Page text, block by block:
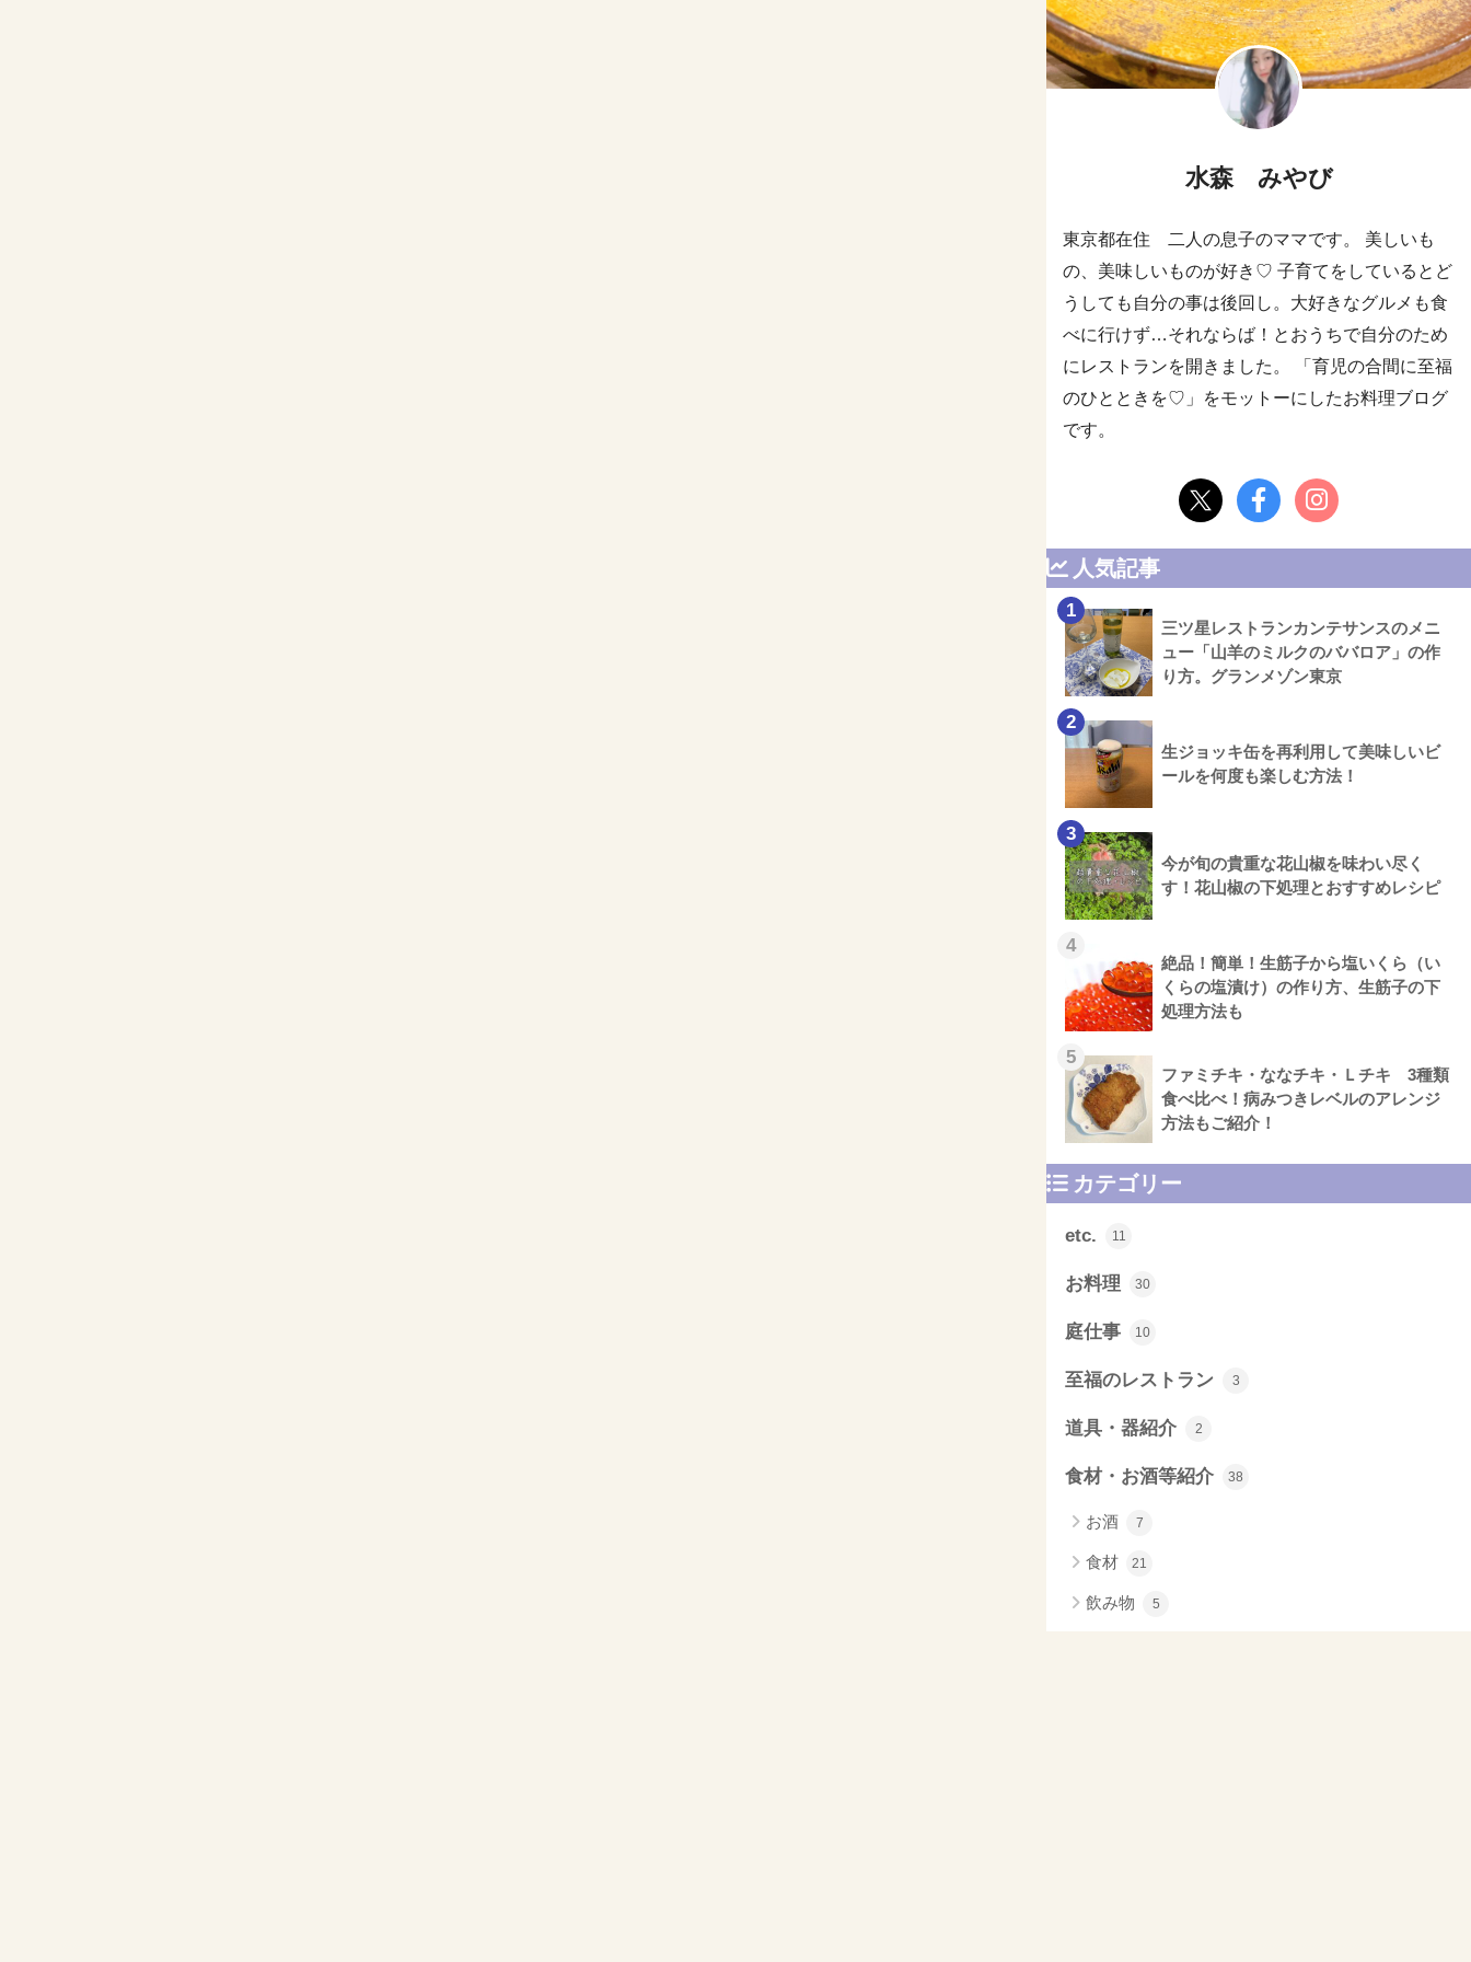
水森 みやび
東京都在住 二人の息子のママです。 美しいも
の、美味しいものが好き♡ 子育てをしているとど
うしても自分の事は後回し。大好きなグルメも食
べに行けず…それならば！とおうちで自分のため
にレストランを開きました。 「育児の合間に至福
のひとときを♡」をモットーにしたお料理ブログ
です。
人気記事
1
三ツ星レストランカンテサンスのメニ
ュー「山羊のミルクのババロア」の作
り方。グランメゾン東京
2
生ジョッキ缶を再利用して美味しいビ
ールを何度も楽しむ方法！
3
今が旬の貴重な花山椒を味わい尽く
す！花山椒の下処理とおすすめレシピ
4
絶品！簡単！生筋子から塩いくら（い
くらの塩漬け）の作り方、生筋子の下
処理方法も
5
ファミチキ・ななチキ・Ｌチキ 3種類
食べ比べ！病みつきレベルのアレンジ
方法もご紹介！
カテゴリー
etc. 11
お料理 30
庭仕事 10
至福のレストラン 3
道具・器紹介 2
食材・お酒等紹介 38
お酒 7
食材 21
飲み物 5